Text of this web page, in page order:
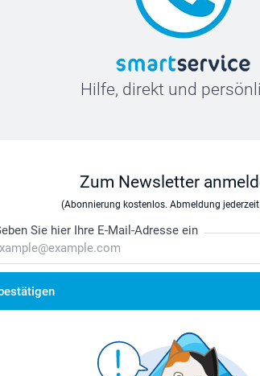
Hilfe, direkt und
Zum Newsletter
(Abonnierung kostenlos. Abmeldung
Sie hier Ihre E-Mail-Adresse ein